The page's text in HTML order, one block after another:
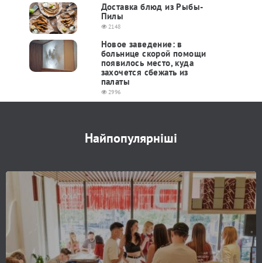
Доставка блюд из Рыбы-
Пилы
2148
Новое заведение: в
больнице скорой помощи
появилось место, куда
захочется сбежать из
палаты
2996
Найпопулярніші